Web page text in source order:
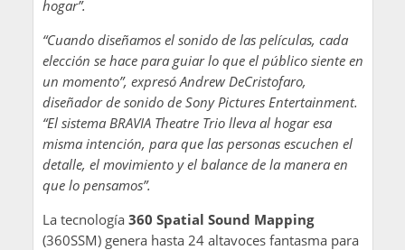
hogar”.
“Cuando diseñamos el sonido de las películas, cada
elección se hace para guiar lo que el público siente en
un momento”, expresó Andrew DeCristofaro,
diseñador de sonido de Sony Pictures Entertainment.
“El sistema BRAVIA Theatre Trio lleva al hogar esa
misma intención, para que las personas escuchen el
detalle, el movimiento y el balance de la manera en
que lo pensamos”.
La tecnología 360 Spatial Sound Mapping
(360SSM) genera hasta 24 altavoces fantasma para